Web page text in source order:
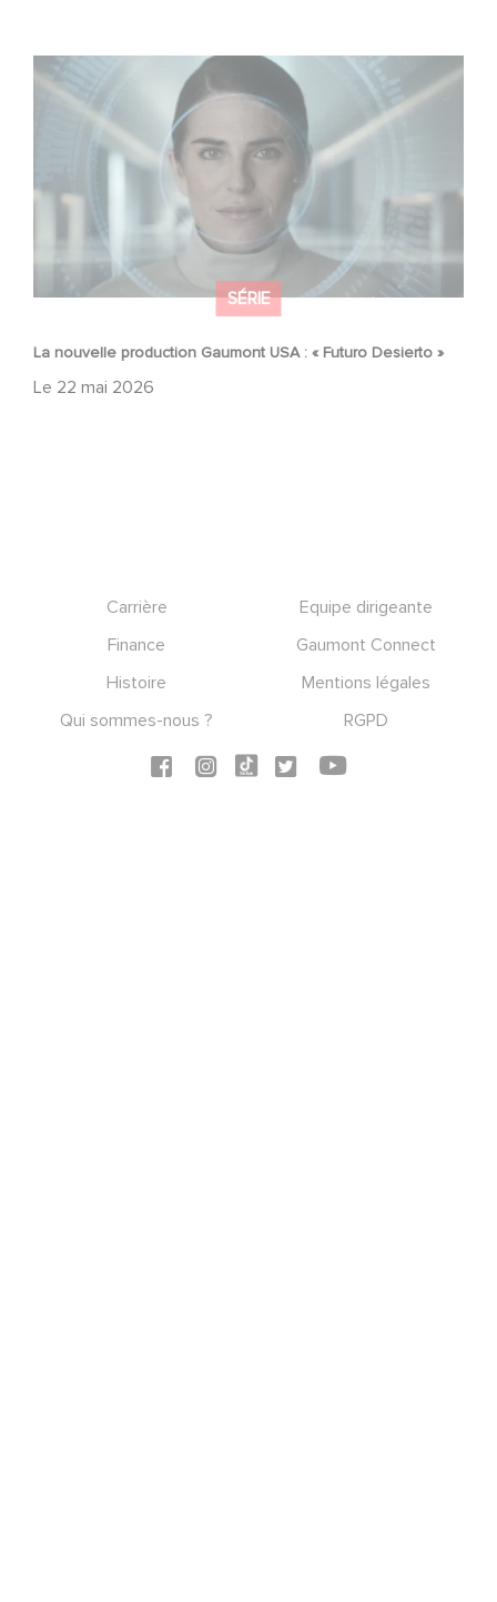
SÉRIE
La nouvelle production Gaumont USA : « Futuro Desierto »
Le 22 mai 2026
La nouvelle production Gaumont USA : « Futuro Desierto
Carrière
Equipe dirigeante
Finance
Gaumont Connect
Histoire
Mentions légales
Qui sommes-nous ?
RGPD
Social icons